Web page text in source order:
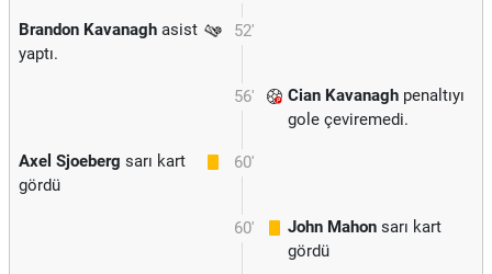
52'
Brandon Kavanagh asist
yaptı.
56' Cian Kavanagh penaltıyı
gole çeviremedi.
60'
Axel Sjoeberg sarı kart
gördü
60' John Mahon sarı kart
gördü